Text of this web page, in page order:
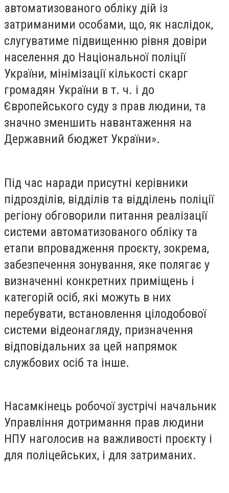
автоматизованого обліку дій із
затриманими особами, що, як наслідок,
слугуватиме підвищенню рівня довіри
населення до Національної поліції
України, мінімізації кількості скарг
громадян України в т. ч. і до
Європейського суду з прав людини, та
значно зменшить навантаження на
Державний бюджет України».
Під час наради присутні керівники
підрозділів, відділів та відділень поліції
регіону обговорили питання реалізації
системи автоматизованого обліку та
етапи впровадження проєкту, зокрема,
забезпечення зонування, яке полягає у
визначенні конкретних приміщень і
категорій осіб, які можуть в них
перебувати, встановлення цілодобової
системи відеонагляду, призначення
відповідальних за цей напрямок
службових осіб та інше.
Насамкінець робочої зустрічі начальник
Управління дотримання прав людини
НПУ наголосив на важливості проєкту і
для поліцейських, і для затриманих.